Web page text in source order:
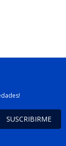
SUSCRIBIRME